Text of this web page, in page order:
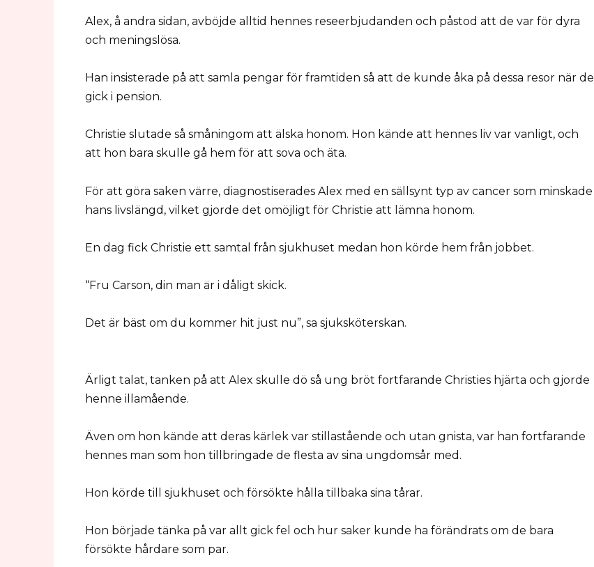
Alex, å andra sidan, avböjde alltid hennes reseerbjudanden och påstod att de var för dyra
och meningslösa.
Han insisterade på att samla pengar för framtiden så att de kunde åka på dessa resor när de
gick i pension.
Christie slutade så småningom att älska honom. Hon kände att hennes liv var vanligt, och
att hon bara skulle gå hem för att sova och äta.
För att göra saken värre, diagnostiserades Alex med en sällsynt typ av cancer som minskade
hans livslängd, vilket gjorde det omöjligt för Christie att lämna honom.
En dag fick Christie ett samtal från sjukhuset medan hon körde hem från jobbet.
“Fru Carson, din man är i dåligt skick.
Det är bäst om du kommer hit just nu”, sa sjuksköterskan.
Ärligt talat, tanken på att Alex skulle dö så ung bröt fortfarande Christies hjärta och gjorde
henne illamående.
Även om hon kände att deras kärlek var stillastående och utan gnista, var han fortfarande
hennes man som hon tillbringade de flesta av sina ungdomsår med.
Hon körde till sjukhuset och försökte hålla tillbaka sina tårar.
Hon började tänka på var allt gick fel och hur saker kunde ha förändrats om de bara
försökte hårdare som par.